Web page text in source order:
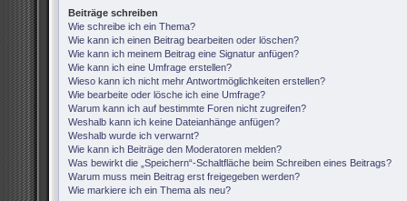
Beiträge schreiben
Wie schreibe ich ein Thema?
Wie kann ich einen Beitrag bearbeiten oder löschen?
Wie kann ich meinem Beitrag eine Signatur anfügen?
Wie kann ich eine Umfrage erstellen?
Wieso kann ich nicht mehr Antwortmöglichkeiten erstellen?
Wie bearbeite oder lösche ich eine Umfrage?
Warum kann ich auf bestimmte Foren nicht zugreifen?
Weshalb kann ich keine Dateianhänge anfügen?
Weshalb wurde ich verwarnt?
Wie kann ich Beiträge den Moderatoren melden?
Was bewirkt die „Speichern“-Schaltfläche beim Schreiben eines Beitrags?
Warum muss mein Beitrag erst freigegeben werden?
Wie markiere ich ein Thema als neu?